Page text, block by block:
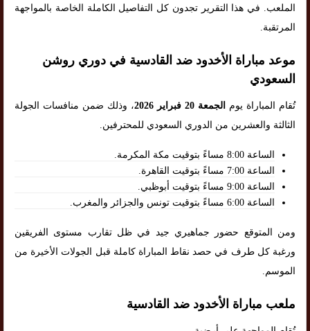
الملعب. في هذا التقرير تجدون كل التفاصيل الكاملة الخاصة بالمواجهة
المرتقبة.
موعد مباراة الأخدود ضد القادسية في دوري روشن
السعودي
تُقام المباراة يوم الجمعة 20 فبراير 2026
، وذلك ضمن منافسات الجولة
الثالثة والعشرين من الدوري السعودي للمحترفين.
الساعة 8:00 مساءً بتوقيت مكة المكرمة.
الساعة 7:00 مساءً بتوقيت القاهرة.
الساعة 9:00 مساءً بتوقيت أبوظبي.
الساعة 6:00 مساءً بتوقيت تونس والجزائر والمغرب.
ومن المتوقع حضور جماهيري جيد في ظل تقارب مستوى الفريقين
ورغبة كل طرف في حصد نقاط المباراة كاملة قبل الجولات الأخيرة من
الموسم.
ملعب مباراة الأخدود ضد القادسية